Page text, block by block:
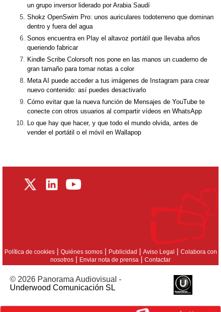
un grupo inversor liderado por Arabia Saudí
Shokz OpenSwim Pro: unos auriculares todoterreno que dominan
dentro y fuera del agua
Sonos encuentra en Play el altavoz portátil que llevaba años
queriendo fabricar
Kindle Scribe Colorsoft nos pone en las manos un cuaderno de
gran tamaño para tomar notas a color
Meta AI puede acceder a tus imágenes de Instagram para crear
nuevo contenido: así puedes desactivarlo
Cómo evitar que la nueva función de Mensajes de YouTube te
conecte con otros usuarios al compartir vídeos en WhatsApp
Lo que hay que hacer, y que todo el mundo olvida, antes de
vender el portátil o el móvil en Wallapop
Política de cookies| Quiénes somos| Publicidad | Aviso Legal | Colabora con
nosotros | Enviar nota de prensa | Contactar
© 2026 Panorama Audiovisual -
Underwood Comunicación SL